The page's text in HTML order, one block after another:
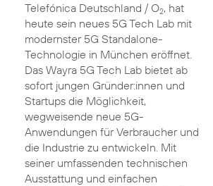
Telefónica Deutschland / O2, hat
heute sein neues 5G Tech Lab mit
modernster 5G Standalone-
Technologie in München eröffnet.
Das Wayra 5G Tech Lab bietet ab
sofort jungen Gründer:innen und
Startups die Möglichkeit,
wegweisende neue 5G-
Anwendungen für Verbraucher und
die Industrie zu entwickeln. Mit
seiner umfassenden technischen
Ausstattung und einfachen